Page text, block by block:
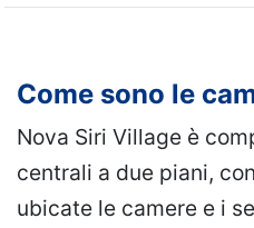
Come sono le
Nova Siri Village è
centrali a due piani,
ubicate le camere e i